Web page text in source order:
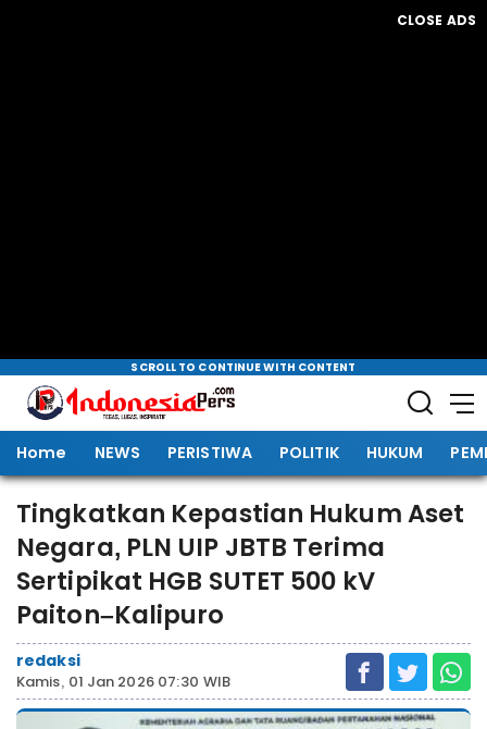
CLOSE ADS
SCROLL TO CONTINUE WITH CONTENT
Home NEWS PERISTIWA POLITIK HUKUM
Tingkatkan Kepastian Hukum Aset
Negara, PLN UIP JBTB Terima
Sertipikat HGB SUTET 500 kV
Paiton–Kalipuro
redaksi
Kamis, 01 Jan 2026 07:30 WIB